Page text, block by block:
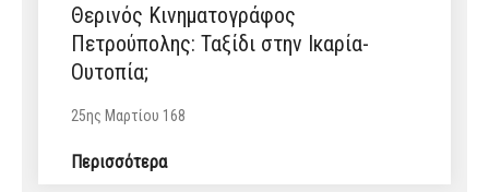
Θερινός Κινηματογράφος
Πετρούπολης: Ταξίδι στην Ικαρία-
Ουτοπία;
25ης Μαρτίου 168
Περισσότερα